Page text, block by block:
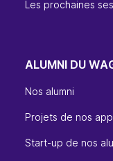
Les prochaines
ALUMNI DU
Nos alumni
Projets de nos
Start-up de nos